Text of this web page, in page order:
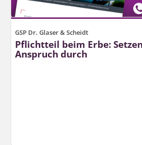
GSP Dr. Glaser & Scheidt
Pflichtteil beim Erbe:
Anspruch durch